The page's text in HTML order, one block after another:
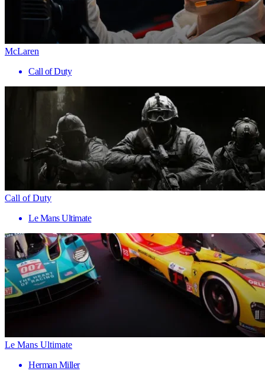
McLaren
Call of Duty
Call of Duty
Le Mans Ultimate
Le Mans Ultimate
Herman Miller